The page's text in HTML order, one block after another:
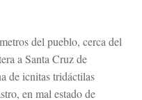
del pueblo, cerca del
a Santa Cruz de
de icnitas tridáctilas
en mal estado de